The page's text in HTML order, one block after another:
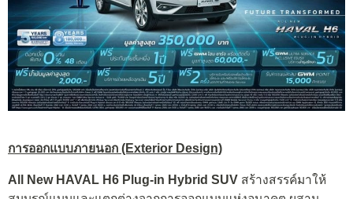
การออกแบบภายนอก (Exterior Design)
All New HAVAL H6 Plug-in Hybrid SUV สร้างสรรค์มาให้